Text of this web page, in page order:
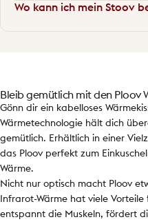
Wo kann ich mein Stoov
Bleib gemütlich mit den Ploov
Gönn dir ein kabelloses
Wärmetechnologie hält dich
gemütlich. Erhältlich in einer
das Ploov perfekt zum
Wärme.
Nicht nur optisch macht Ploov
Infrarot-Wärme hat viele
entspannt die Muskeln, fördert